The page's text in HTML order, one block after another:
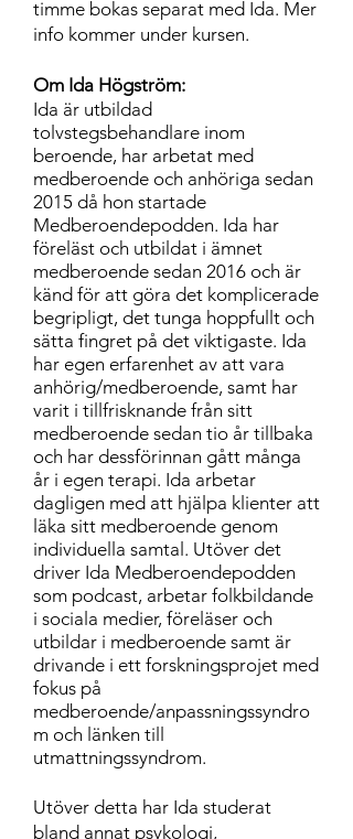
timme bokas separat med Ida. Mer
info kommer under kursen.
Om Ida Högström:
Ida är utbildad
tolvstegsbehandlare inom
beroende, har arbetat med
medberoende och anhöriga sedan
2015 då hon startade
Medberoendepodden. Ida har
föreläst och utbildat i ämnet
medberoende sedan 2016 och är
känd för att göra det komplicerade
begripligt, det tunga hoppfullt och
sätta fingret på det viktigaste. Ida
har egen erfarenhet av att vara
anhörig/medberoende, samt har
varit i tillfrisknande från sitt
medberoende sedan tio år tillbaka
och har dessförinnan gått många
år i egen terapi. Ida arbetar
dagligen med att hjälpa klienter att
läka sitt medberoende genom
individuella samtal. Utöver det
driver Ida Medberoendepodden
som podcast, arbetar folkbildande
i sociala medier, föreläser och
utbildar i medberoende samt är
drivande i ett forskningsprojet med
fokus på
medberoende/anpassningssyndro
m och länken till
utmattningssyndrom.
Utöver detta har Ida studerat
bland annat psykologi,